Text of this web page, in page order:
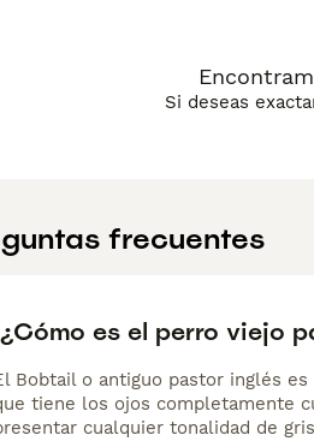
Si deseas
frecuentes
¿Cómo es el perro viejo
Bobtail o antiguo pastor inglés
tiene los ojos completamente
cualquier tonalidad de